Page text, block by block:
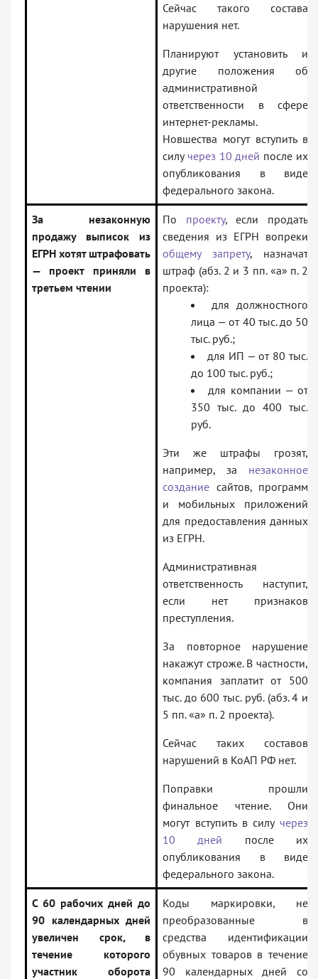
Сейчас такого состава
нарушения нет.
Планируют установить и
другие положения об
административной
ответственности в сфере
интернет-рекламы.
Новшества могут вступить в
силучерез 10 дней после их
опубликования в виде
федерального закона.
За незаконную
продажу выписок из
ЕГРН хотят штрафовать
— проект приняли в
третьем чтении
По проекту, если продать
сведения из ЕГРН вопреки
общему запрету, назначат
штраф (абз. 2 и 3 пп. «а» п. 2
проекта):
для должностного
лица — от 40 тыс. до 50
тыс. руб.;
для ИП — от 80 тыс.
до 100 тыс. руб.;
для компании — от
350 тыс. до 400 тыс.
руб.
Эти же штрафы грозят,
например, за незаконное
создание сайтов, программ
и мобильных приложений
для предоставления данных
из ЕГРН.
Административная
ответственность наступит,
если нет признаков
преступления.
За повторное нарушение
накажут строже. В частности,
компания заплатит от 500
тыс. до 600 тыс. руб. (абз. 4 и
5 пп. «а» п. 2 проекта).
Сейчас таких составов
нарушений в КоАП РФ нет.
Поправки прошли
финальное чтение. Они
могут вступить в силу через
10 дней после их
опубликования в виде
федерального закона.
С 60 рабочих дней до
90 календарных дней
увеличен срок, в
течение которого
участник оборота
Коды маркировки, не
преобразованные в
средства идентификации
обувных товаров в течение
90 календарных дней со